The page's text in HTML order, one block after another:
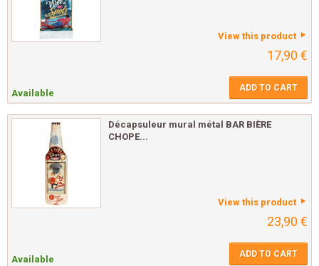
View this product
17,90 €
Available ADD TO CART
Décapsuleur mural métal BAR BIÈRE
CHOPE...
View this product
23,90 €
Available ADD TO CART